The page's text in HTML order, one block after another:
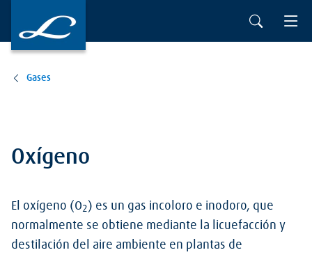
Gases
Oxígeno
El oxígeno (O2 ) es un gas incoloro e inodoro, que
normalmente se obtiene mediante la licuefacción y
destilación del aire ambiente en plantas de